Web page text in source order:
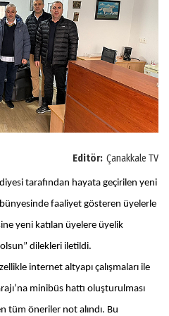
Editör: Çanakkale TV
tarafından hayata geçirilen yeni
faaliyet gösteren üyelerle
yeni katılan üyelere üyelik
dilekleri iletildi.
internet altyapı çalışmaları ile
minibüs hattı oluşturulması
tüm öneriler not alındı. Bu